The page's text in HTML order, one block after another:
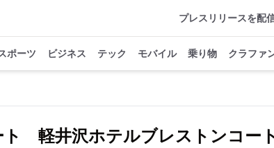
プレスリリースを配
ポーツ ビジネス テック モバイル 乗り物 クラファ
ト 軽井沢ホテルブレストンコー